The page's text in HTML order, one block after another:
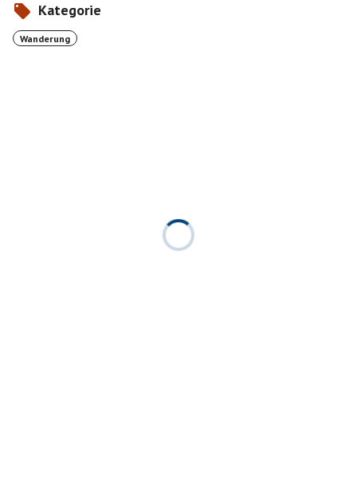
Kategorie
Wanderung